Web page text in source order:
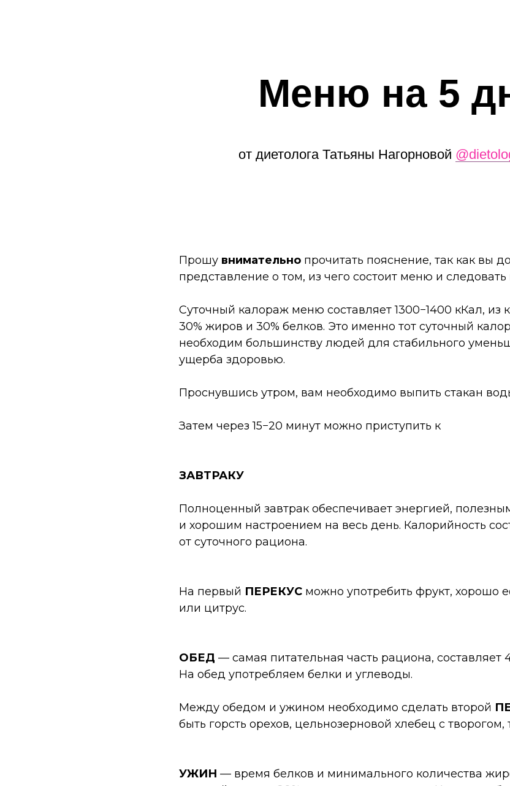
Меню на 5
от диетолога Татьяны Нагорновой
Прошу внимательно прочитать пояснение, так как вы
представление о том, из чего состоит меню и
Суточный калораж меню составляет 1300−1400 кКал, из
30% жиров и 30% белков. Это именно тот суточный
необходим большинству людей для стабильного
ущерба здоровью.
Проснувшись утром, вам необходимо выпить стакан
Затем через 15−20 минут можно приступить к
ЗАВТРАКУ
Полноценный завтрак обеспечивает энергией,
и хорошим настроением на весь день. Калорийность
от суточного рациона.
На первый ПЕРЕКУС можно употребить фрукт, хорошо
или цитрус.
ОБЕД — самая питательная часть рациона, составляет
На обед употребляем белки и углеводы.
Между обедом и ужином необходимо сделать второй
быть горсть орехов, цельнозерновой хлебец с творогом,
УЖИН — время белков и минимального количества